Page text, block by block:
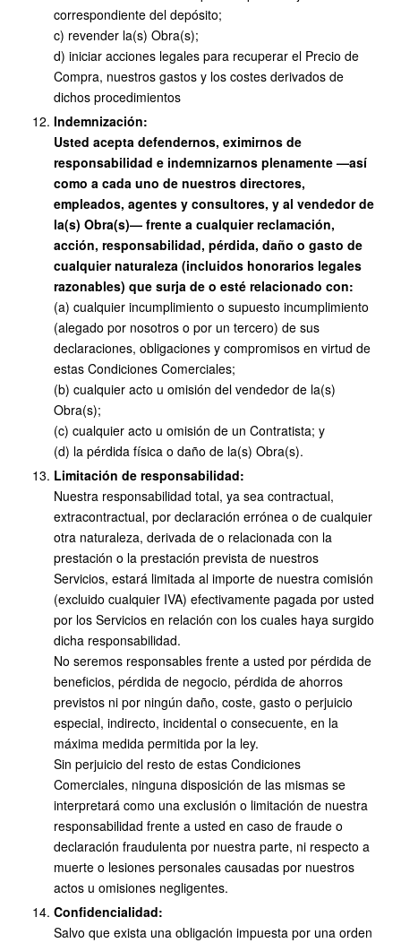
correspondiente del depósito;
c) revender la(s) Obra(s);
d) iniciar acciones legales para recuperar el Precio de
Compra, nuestros gastos y los costes derivados de
dichos procedimientos
Indemnización:
Usted acepta defendernos, eximirnos de
responsabilidad e indemnizarnos plenamente —así
como a cada uno de nuestros directores,
empleados, agentes y consultores, y al vendedor de
la(s) Obra(s)— frente a cualquier reclamación,
acción, responsabilidad, pérdida, daño o gasto de
cualquier naturaleza (incluidos honorarios legales
razonables) que surja de o esté relacionado con:
(a) cualquier incumplimiento o supuesto incumplimiento
(alegado por nosotros o por un tercero) de sus
declaraciones, obligaciones y compromisos en virtud de
estas Condiciones Comerciales;
(b) cualquier acto u omisión del vendedor de la(s)
Obra(s);
(c) cualquier acto u omisión de un Contratista; y
(d) la pérdida física o daño de la(s) Obra(s).
Limitación de responsabilidad:
Nuestra responsabilidad total, ya sea contractual,
extracontractual, por declaración errónea o de cualquier
otra naturaleza, derivada de o relacionada con la
prestación o la prestación prevista de nuestros
Servicios, estará limitada al importe de nuestra comisión
(excluido cualquier IVA) efectivamente pagada por usted
por los Servicios en relación con los cuales haya surgido
dicha responsabilidad.
No seremos responsables frente a usted por pérdida de
beneficios, pérdida de negocio, pérdida de ahorros
previstos ni por ningún daño, coste, gasto o perjuicio
especial, indirecto, incidental o consecuente, en la
máxima medida permitida por la ley.
Sin perjuicio del resto de estas Condiciones
Comerciales, ninguna disposición de las mismas se
interpretará como una exclusión o limitación de nuestra
responsabilidad frente a usted en caso de fraude o
declaración fraudulenta por nuestra parte, ni respecto a
muerte o lesiones personales causadas por nuestros
actos u omisiones negligentes.
Confidencialidad:
Salvo que exista una obligación impuesta por una orden